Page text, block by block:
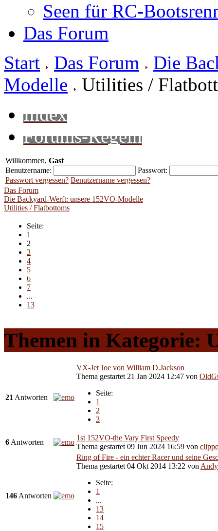
Seen für RC-
Das Forum
Start
Das Forum
Die
Modelle
Utilities /
Index
Forums-Regeln
Willkommen, Gast
Benutzername:
Passwort:
Passwort vergessen? Benutzername vergessen?
Das Forum
Die Backyard-Werft: unsere 152VO-Modelle
Utilities / Flatbottoms
Seite:
1
2
3
4
5
6
7
...
13
Themen in Kategorie:
21 Antworten
VX-Jet Joe von William D.Jackson
Thema gestartet 21 Jan 2024 12:47 von
Seite:
1
2
3
6 Antworten
1st 152VO-the Vary First Speedy
Thema gestartet 09 Jun 2024 16:59 von
146 Antworten
Ring of Fire - ein echter Racer und seine
Thema gestartet 04 Okt 2014 13:22 von Andy
Seite:
1
...
13
14
15